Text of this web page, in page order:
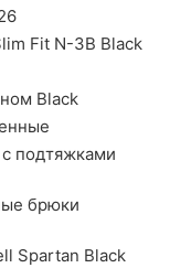
Fit N-3B Black
Black
подтяжками
брюки
Spartan Black